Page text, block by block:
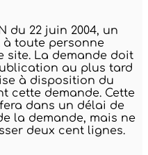
du 22 juin 2004, un
à toute personne
site. La demande doit
au plus tard
à disposition du
cette demande. Cette
dans un délai de
la demande, mais ne
deux cent lignes.